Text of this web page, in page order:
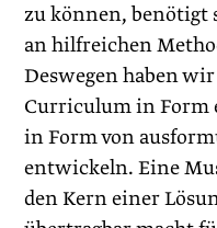
zu können, benötigt
an hilfreichen
Deswegen haben
Curriculum in Form
in Form von
entwickeln. Eine
den Kern einer